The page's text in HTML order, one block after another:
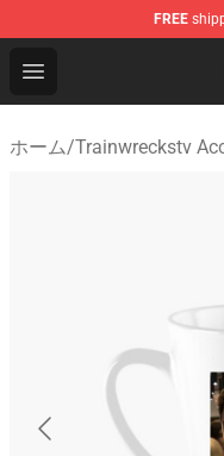
FREE
Open menu
Trainwreckstv
ホーム/Trainwreckstv